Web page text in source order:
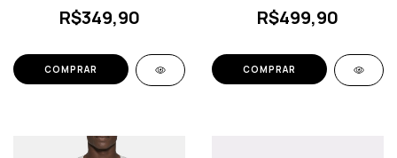
R$349,90
COMPRAR
R$499,90
COMPRAR